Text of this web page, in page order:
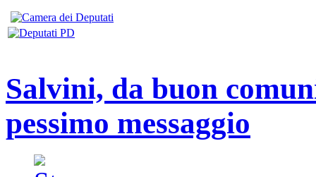
Salvini, da buon
pessimo messaggio